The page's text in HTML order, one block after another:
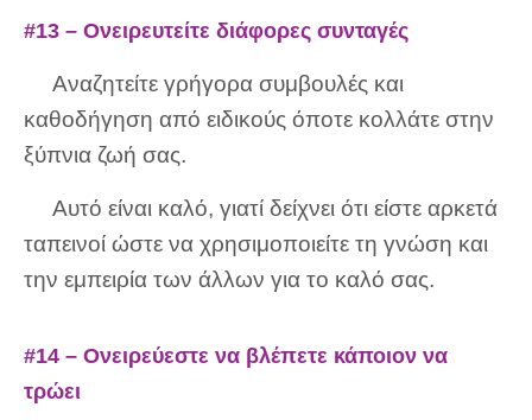
#13 – Ονειρευτείτε διάφορες συνταγές
Αναζητείτε γρήγορα συμβουλές και
καθοδήγηση από ειδικούς όποτε κολλάτε στην
ξύπνια ζωή σας.
Αυτό είναι καλό, γιατί δείχνει ότι είστε αρκετά
ταπεινοί ώστε να χρησιμοποιείτε τη γνώση και
την εμπειρία των άλλων για το καλό σας.
#14 – Ονειρεύεστε να βλέπετε κάποιον να
τρώει